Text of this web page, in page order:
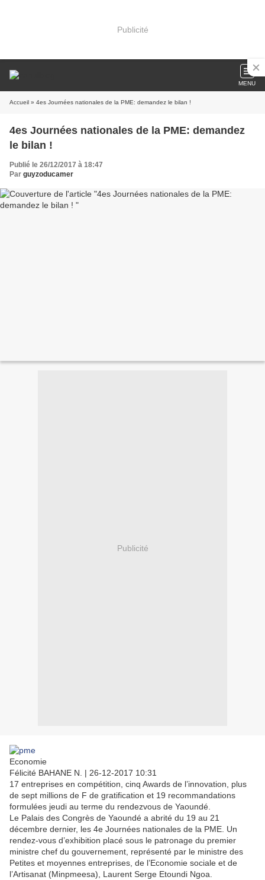
Publicité
MENU
Accueil » 4es Journées nationales de la PME: demandez le bilan !
4es Journées nationales de la PME: demandez
le bilan !
Publié le 26/12/2017 à 18:47
Par guyzoducamer
Publicité
Economie
Félicité BAHANE N.
| 26-12-2017 10:31
17 entreprises en compétition, cinq Awards de l’innovation, plus
de sept millions de F de gratification et 19 recommandations
formulées jeudi au terme du rendezvous de Yaoundé.
Le Palais des Congrès de Yaoundé a abrité du 19 au 21
décembre dernier, les 4e Journées nationales de la PME. Un
rendez-vous d’exhibition placé sous le patronage du premier
ministre chef du gouvernement, représenté par le ministre des
Petites et moyennes entreprises, de l’Economie sociale et de
l’Artisanat (Minpmeesa), Laurent Serge Etoundi Ngoa.